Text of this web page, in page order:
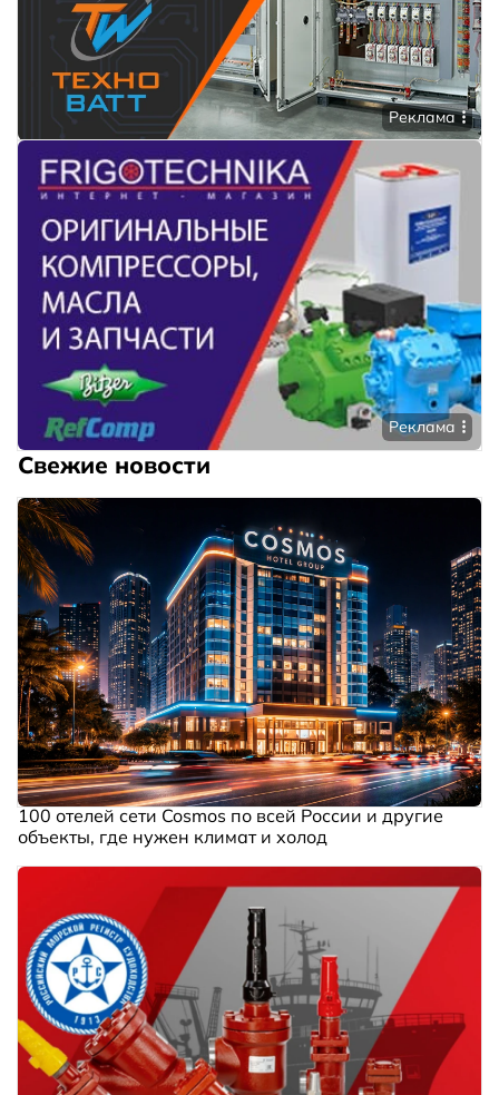
Реклама
Реклама
Свежие новости
100 отелей сети Cosmos по всей России и другие
объекты, где нужен климат и холод